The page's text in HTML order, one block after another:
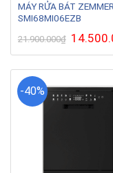
MÁY RỬA BÁT ZEMMER
SMI68MI06EZB
21.900.000₫ Giá
gốc
là:
-40%